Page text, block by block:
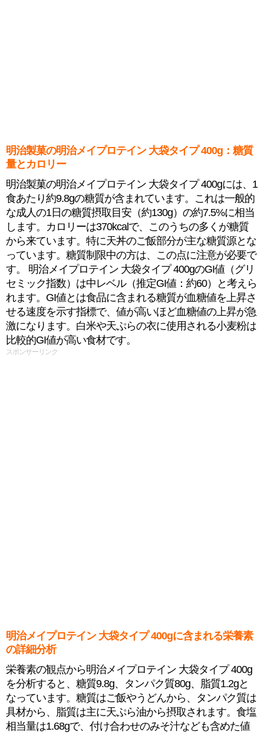
明治製菓の明治メイプロテイン 大袋タイプ 400g：糖質
量とカロリー
明治製菓の明治メイプロテイン 大袋タイプ 400gには、1
食あたり約9.8gの糖質が含まれています。これは一般的
な成人の1日の糖質摂取目安（約130g）の約7.5%に相当
します。カロリーは370kcalで、このうちの多くが糖質
から来ています。特に天丼のご飯部分が主な糖質源とな
っています。糖質制限中の方は、この点に注意が必要で
す。 明治メイプロテイン 大袋タイプ 400gのGI値（グリ
セミック指数）は中レベル（推定GI値：約60）と考えら
れます。GI値とは食品に含まれる糖質が血糖値を上昇さ
せる速度を示す指標で、値が高いほど血糖値の上昇が急
激になります。白米や天ぷらの衣に使用される小麦粉は
比較的GI値が高い食材です。
スポンサーリンク
明治メイプロテイン 大袋タイプ 400gに含まれる栄養素
の詳細分析
栄養素の観点から明治メイプロテイン 大袋タイプ 400g
を分析すると、糖質9.8g、タンパク質80g、脂質1.2gと
なっています。糖質はご飯やうどんから、タンパク質は
具材から、脂質は主に天ぷら油から摂取されます。食塩
相当量は1.68gで、付け合わせのみそ汁なども含めた値